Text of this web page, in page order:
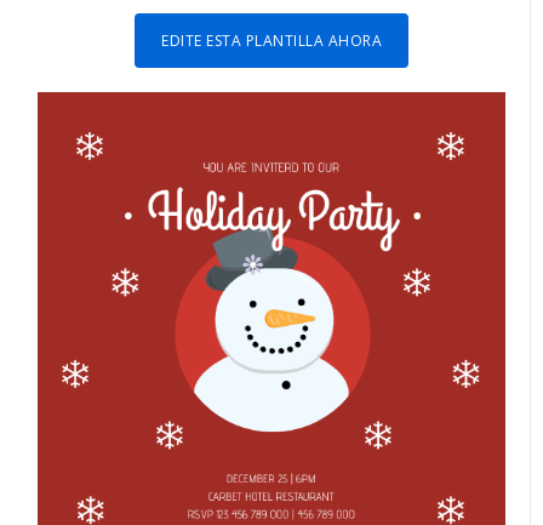
EDITE ESTA PLANTILLA AHORA